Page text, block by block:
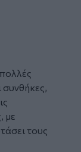
συνθήκες,
με
τους